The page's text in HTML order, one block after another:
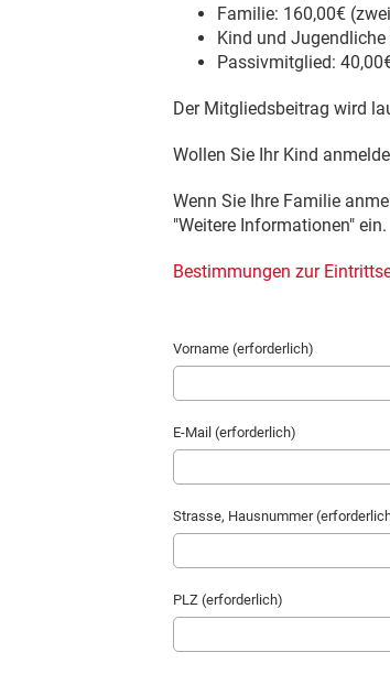
Familie: 160,00€
Kind und
Passivmitglied:
Der Mitgliedsbeitrag wird
Wollen Sie Ihr Kind
Wenn Sie Ihre Familie
"Weitere Informationen" ein.
Bestimmungen zur
Vorname (erforderlich)
E-Mail (erforderlich)
Strasse, Hausnummer
PLZ (erforderlich)